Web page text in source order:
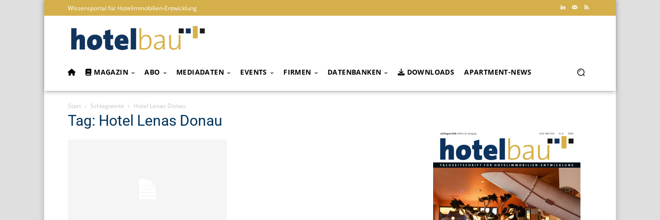
Wissensportal für Hotelimmobilien-Entwicklung
MAGAZIN ABO MEDIADATEN EVENTS FIRMEN DATENBANKEN DOWNLOADS APARTMENT-NEWS
Start Schlagworte Hotel Lenas Donau
Tag: Hotel Lenas Donau